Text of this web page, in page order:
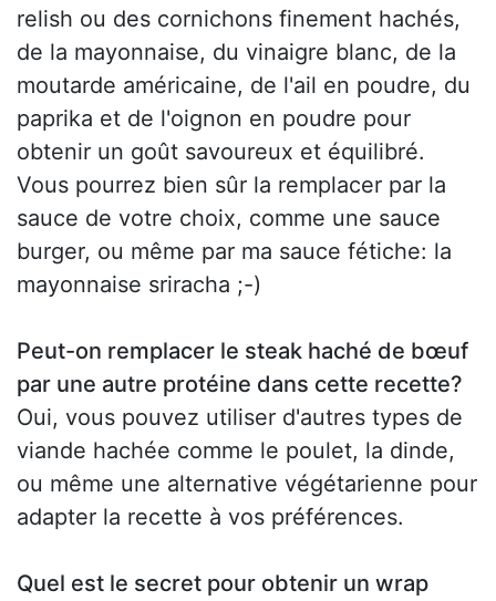
relish ou des cornichons finement hachés,
de la mayonnaise, du vinaigre blanc, de la
moutarde américaine, de l'ail en poudre, du
paprika et de l'oignon en poudre pour
obtenir un goût savoureux et équilibré.
Vous pourrez bien sûr la remplacer par la
sauce de votre choix, comme une sauce
burger, ou même par ma sauce fétiche: la
mayonnaise sriracha ;-)
Peut-on remplacer le steak haché de bœuf
par une autre protéine dans cette recette?
Oui, vous pouvez utiliser d'autres types de
viande hachée comme le poulet, la dinde,
ou même une alternative végétarienne pour
adapter la recette à vos préférences.
Quel est le secret pour obtenir un wrap